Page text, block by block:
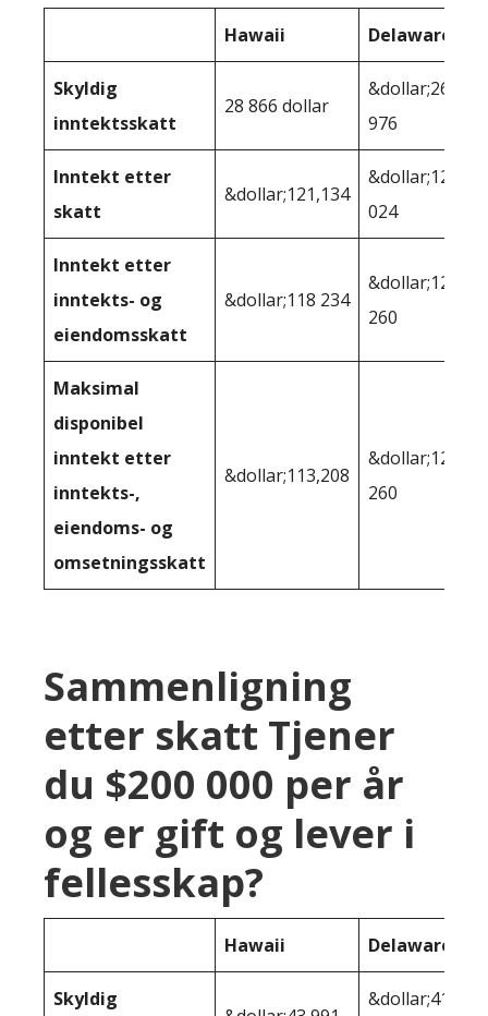
Hawaii Delaware
Skyldig
inntektsskatt
28 866 dollar
&dollar;26
976
Inntekt etter
skatt
&dollar;121,134
&dollar;123
024
Inntekt etter
inntekts- og
eiendomsskatt
&dollar;118 234
&dollar;121
260
Maksimal
disponibel
inntekt etter
inntekts-,
eiendoms- og
omsetningsskatt
&dollar;113,208
&dollar;121
260
Sammenligning
etter skatt Tjener
du $200 000 per år
og er gift og lever i
fellesskap?
Hawaii Delaware
Skyldig &dollar;41